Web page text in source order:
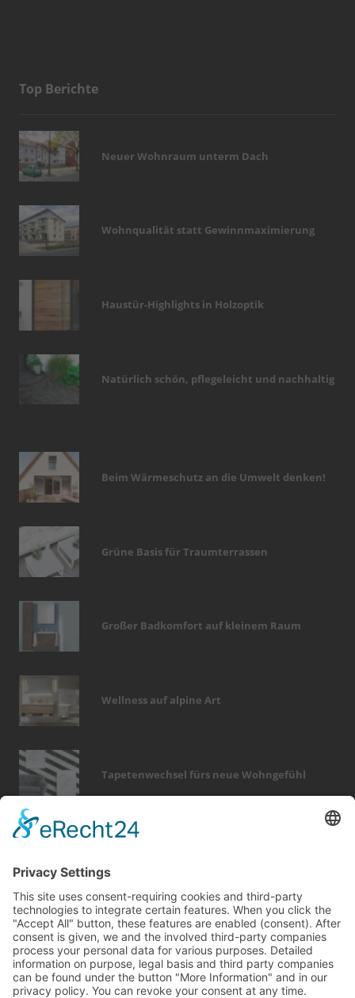
Top Berichte
Neuer Wohnraum unterm Dach
Wohnqualität statt Gewinnmaximierung
Haustür-Highlights in Holzoptik
Natürlich schön, pflegeleicht und nachhaltig
Beim Wärmeschutz an die Umwelt denken!
Grüne Basis für Traumterrassen
Großer Badkomfort auf kleinem Raum
Wellness auf alpine Art
Tapetenwechsel fürs neue Wohngefühl
modernisieren wintergarten küche
heizung
immobilien
fenster hausbau fliesen
kamin
möbel
wärme keller dach
finanzierung
sicherheit
outdoor dekoration holz türen